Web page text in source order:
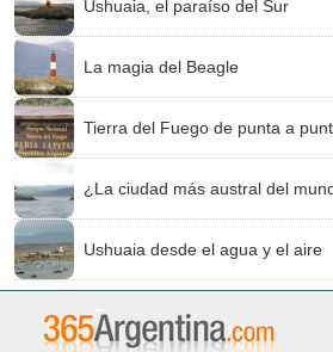
Ushuaia, el paraíso del Sur
La magia del Beagle
Tierra del Fuego de punta a
¿La ciudad más austral del
Ushuaia desde el agua y el aire